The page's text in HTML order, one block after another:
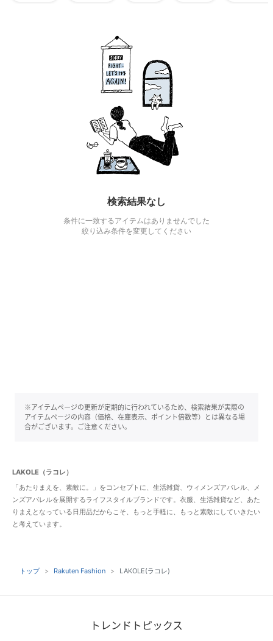
検索結果なし
条件に一致するアイテムはありませんでした
絞り込み条件を変更してください
※アイテムページの更新が定期的に行われているため、検索結果が実際の
アイテムページの内容（価格、在庫表示、ポイント倍数等）とは異なる場
合がございます。ご注意ください。
LAKOLE（ラコレ）
「あたりまえを、素敵に。」をコンセプトに、生活雑貨、ウィメンズアパレル、メ
ンズアパレルを展開するライフスタイルブランドです。衣服、生活雑貨など、あた
りまえとなっている日用品だからこそ、もっと手軽に、もっと素敵にしていきたい
と考えています。
トップ Rakuten Fashion LAKOLE(ラコレ)
トレンドトピックス